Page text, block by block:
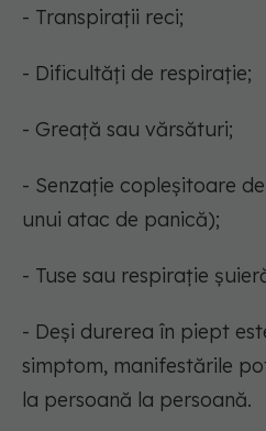
- Transpirații reci;
- Dificultăți de respirație;
- Greață sau vărsături;
- Senzație copleșitoare
unui atac de panică);
- Tuse sau respirație
- Deși durerea în piept
simptom, manifestările
la persoană la persoană.